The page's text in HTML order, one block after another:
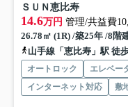
ＳＵＮ恵比寿
14.6万円 管理/共益費
26.78㎡ (1R) /築25年 /8階
山手線「恵比寿」駅 徒
オートロック エレベー
インターネット対応
敷